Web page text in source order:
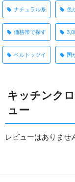
ナチュラル系 色
価格帯で探す
ベルトッツイ 国
キッチンク
ュー
レビューはありませ